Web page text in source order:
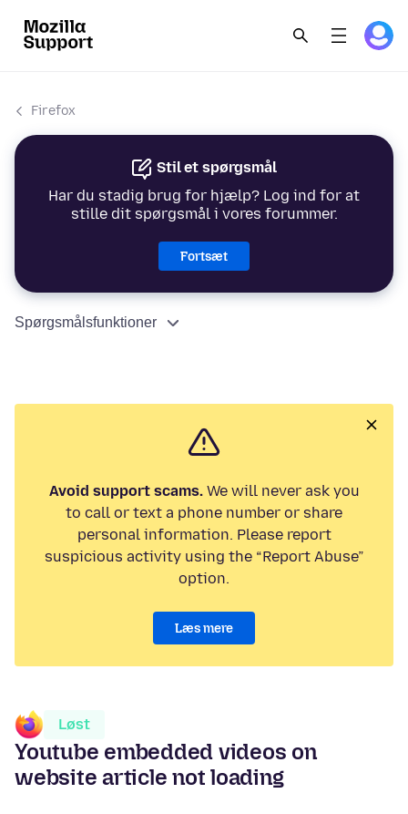
Firefox
Stil et spørgsmål
Har du stadig brug for hjælp? Log ind for at
stille dit spørgsmål i vores forummer.
Fortsæt
Spørgsmålsfunktioner
Avoid support scams.We will never ask you
to call or text a phone number or share
personal information. Please report
suspicious activity using the “Report Abuse”
option.
Læs mere
Løst
Youtube embedded videos on
website article not loading